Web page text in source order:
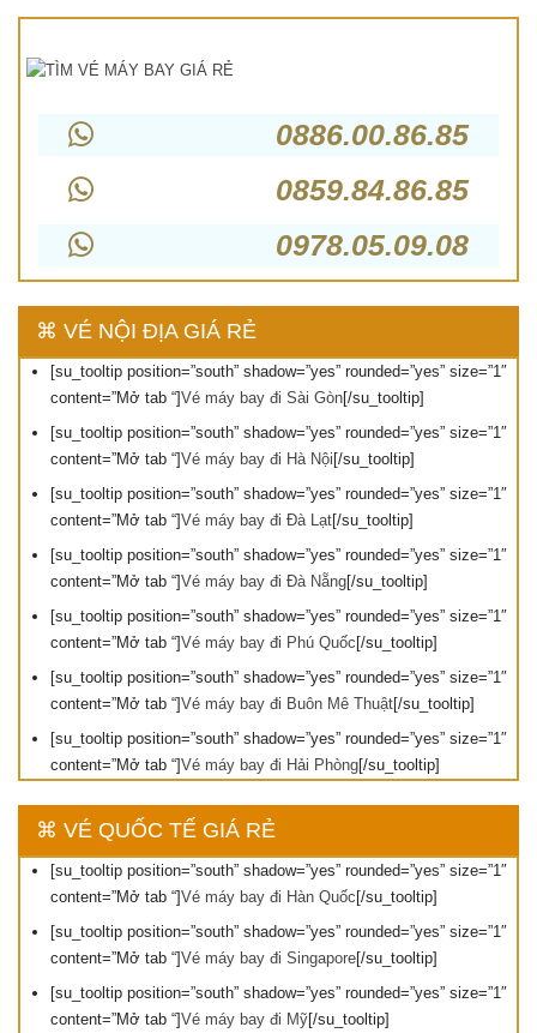
0886.00.86.85
0859.84.86.85
0978.05.09.08
⌘ VÉ NỘI ĐỊA GIÁ RẺ
[su_tooltip position=”south” shadow=”yes” rounded=”yes” size=”1″
content=”Mở tab “]Vé máy bay đi Sài Gòn[/su_tooltip]
[su_tooltip position=”south” shadow=”yes” rounded=”yes” size=”1″
content=”Mở tab “]Vé máy bay đi Hà Nội [/su_tooltip]
[su_tooltip position=”south” shadow=”yes” rounded=”yes” size=”1″
content=”Mở tab “]Vé máy bay đi Đà Lạt[/su_tooltip]
[su_tooltip position=”south” shadow=”yes” rounded=”yes” size=”1″
content=”Mở tab “]Vé máy bay đi Đà Nẵng[/su_tooltip]
[su_tooltip position=”south” shadow=”yes” rounded=”yes” size=”1″
content=”Mở tab “]Vé máy bay đi Phú Quốc [/su_tooltip]
[su_tooltip position=”south” shadow=”yes” rounded=”yes” size=”1″
content=”Mở tab “]Vé máy bay đi Buôn Mê Thuật[/su_tooltip]
[su_tooltip position=”south” shadow=”yes” rounded=”yes” size=”1″
content=”Mở tab “]Vé máy bay đi Hải Phòng[/su_tooltip]
⌘ VÉ QUỐC TẾ GIÁ RẺ
[su_tooltip position=”south” shadow=”yes” rounded=”yes” size=”1″
content=”Mở tab “]Vé máy bay đi Hàn Quốc [/su_tooltip]
[su_tooltip position=”south” shadow=”yes” rounded=”yes” size=”1″
content=”Mở tab “]Vé máy bay đi Singapore[/su_tooltip]
[su_tooltip position=”south” shadow=”yes” rounded=”yes” size=”1″
content=”Mở tab “]Vé máy bay đi Mỹ[/su_tooltip]